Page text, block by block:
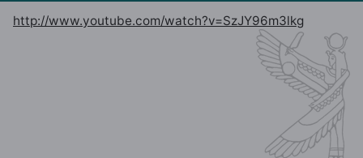
http://www.youtube.com/watch?v=SzJY96m3lkg